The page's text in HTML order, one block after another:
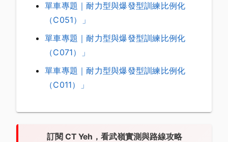
單車專題｜耐力型與爆發型訓練比例化
（C051）」
單車專題｜耐力型與爆發型訓練比例化
（C071）」
單車專題｜耐力型與爆發型訓練比例化
（C011）」
訂閱 CT Yeh，看武嶺實測與路線攻略